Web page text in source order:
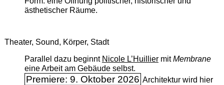
ästhetischer Räume.
Theater, Sound, Körper, Stadt
Parallel dazu beginnt Nicole L’Huilliermit ­Membrane
eine Arbeit am Gebäude selbst.
Premiere: 9. Oktober 2026 Architektur wird hier